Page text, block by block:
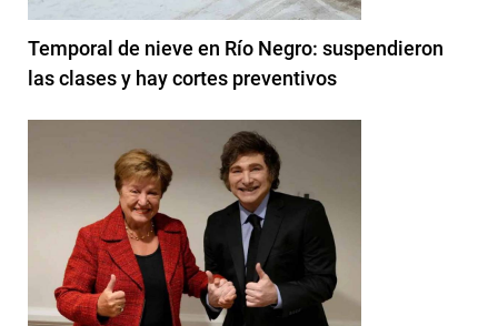
Temporal de nieve en Río Negro: suspendieron
las clases y hay cortes preventivos